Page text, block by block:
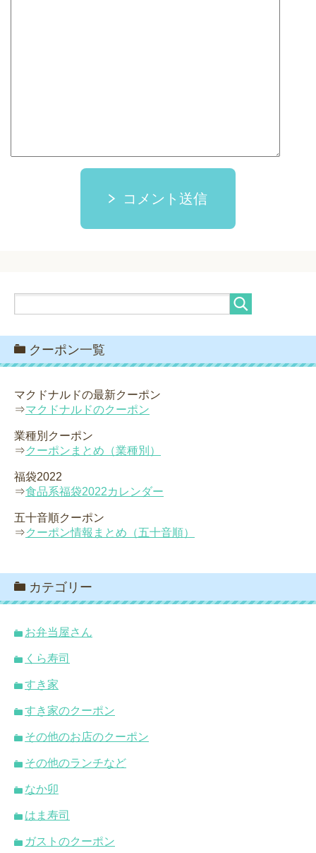
コメント送信
クーポン一覧
マクドナルドの最新クーポン
⇒マクドナルドのクーポン
業種別クーポン
⇒クーポンまとめ（業種別）
福袋2022
⇒食品系福袋2022カレンダー
五十音順クーポン
⇒クーポン情報まとめ（五十音順）
カテゴリー
お弁当屋さん
くら寿司
すき家
すき家のクーポン
その他のお店のクーポン
その他のランチなど
なか卯
はま寿司
ガストのクーポン